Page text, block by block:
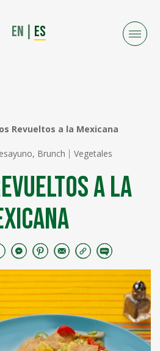
EN ES
Revueltos a la Mexicana
Brunch Vegetales
a la